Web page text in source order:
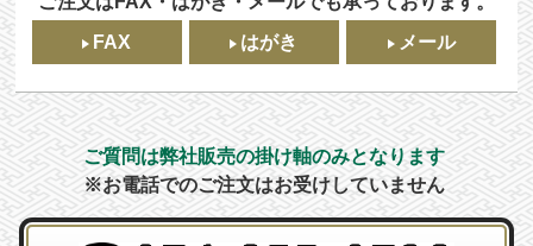
FAX
はがき メール
ご質問は弊社販売の掛け軸のみとなります
※お電話でのご注文はお受けしていません